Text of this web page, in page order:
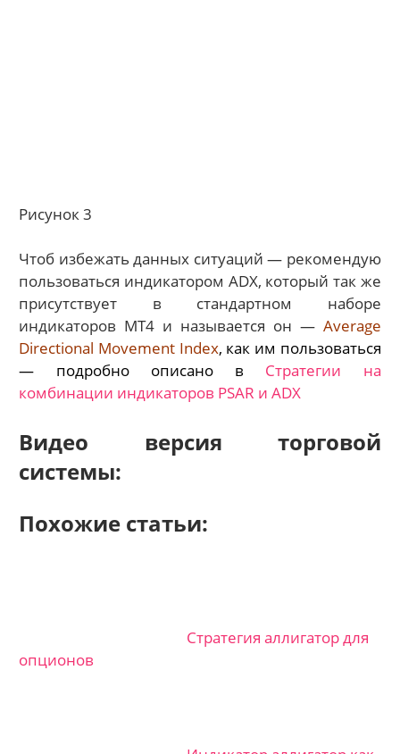
Рисунок 3
Чтоб избежать данных ситуаций — рекомендую
пользоваться индикатором ADX, который так же
присутствует в стандартном наборе
индикаторов MT4 и называется он — Average
Directional Movement Index, как им пользоваться
— подробно описано в
Стратегии на
комбинации индикаторов PSAR и ADX
Видео версия торговой
системы:
Похожие статьи:
Стратегия аллигатор для
опционов